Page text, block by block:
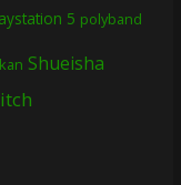
5 polyband
Shueisha